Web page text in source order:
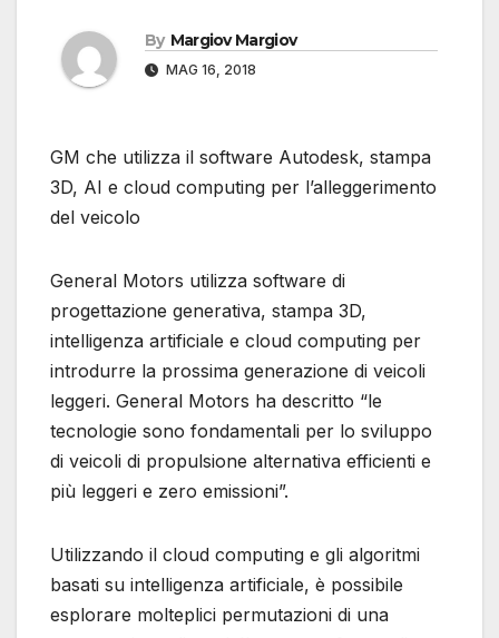
By Margiov Margiov
MAG 16, 2018
GM che utilizza il software Autodesk, stampa
3D, AI e cloud computing per l’alleggerimento
del veicolo
General Motors utilizza software di
progettazione generativa, stampa 3D,
intelligenza artificiale e cloud computing per
introdurre la prossima generazione di veicoli
leggeri. General Motors ha descritto “le
tecnologie sono fondamentali per lo sviluppo
di veicoli di propulsione alternativa efficienti e
più leggeri e zero emissioni”.
Utilizzando il cloud computing e gli algoritmi
basati su intelligenza artificiale, è possibile
esplorare molteplici permutazioni di una